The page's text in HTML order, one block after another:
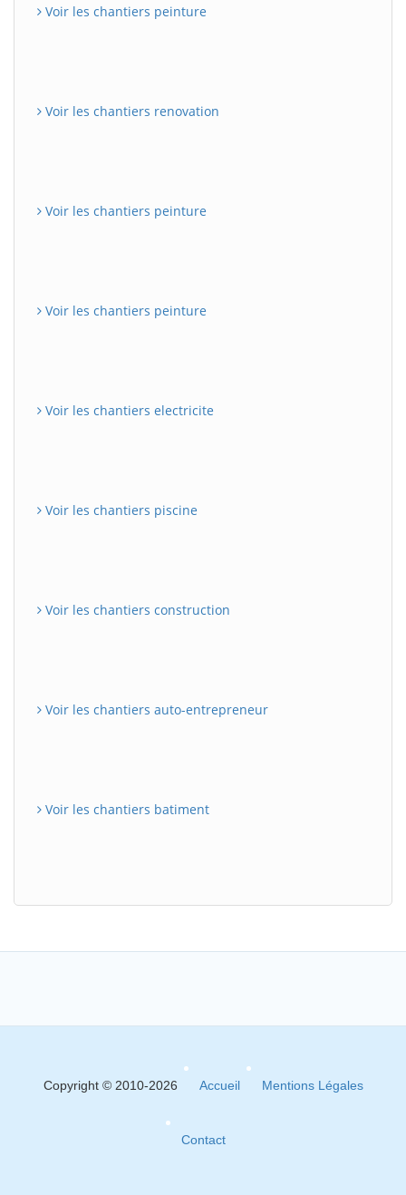
Voir les chantiers peinture
Voir les chantiers renovation
Voir les chantiers peinture
Voir les chantiers peinture
Voir les chantiers electricite
Voir les chantiers piscine
Voir les chantiers construction
Voir les chantiers auto-entrepreneur
Voir les chantiers batiment
Copyright © 2010-2026 Accueil Mentions Légales
Contact